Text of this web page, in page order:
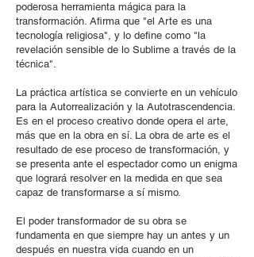
poderosa herramienta mágica para la
transformación. Afirma que "el Arte es una
tecnología religiosa", y lo define como "la
revelación sensible de lo Sublime a través de la
técnica".
La práctica artística se convierte en un vehículo
para la Autorrealización y la Autotrascendencia.
Es en el proceso creativo donde opera el arte,
más que en la obra en sí. La obra de arte es el
resultado de ese proceso de transformación, y
se presenta ante el espectador como un enigma
que logrará resolver en la medida en que sea
capaz de transformarse a sí mismo.
El poder transformador de su obra se
fundamenta en que siempre hay un antes y un
después en nuestra vida cuando en un